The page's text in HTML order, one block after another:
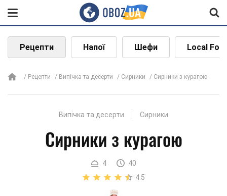
Рецепти Напої Шефи Local
Рецепти Випічка та десерти Сирники Сирники з курагою
Випічка та десерти Сирники
Сирники з курагою
4
40
4.5